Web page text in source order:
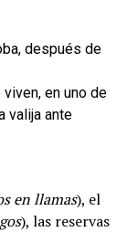
en uno de
valija ante
en llamas), el
), las reservas